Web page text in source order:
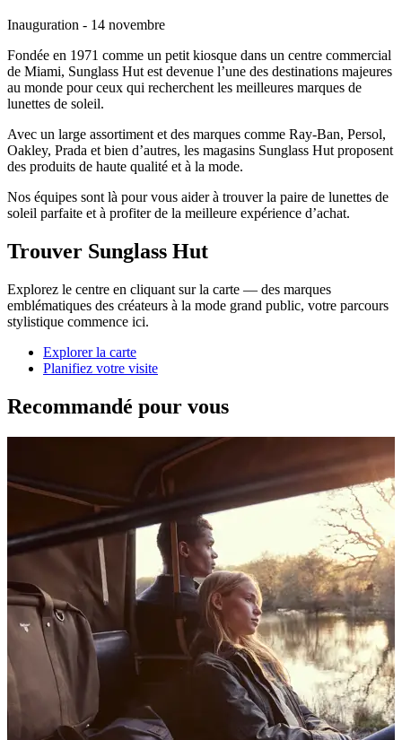
Inauguration - 14 novembre
Fondée en 1971 comme un petit kiosque dans un centre commercial
de Miami, Sunglass Hut est devenue l’une des destinations majeures
au monde pour ceux qui recherchent les meilleures marques de
lunettes de soleil.
Avec un large assortiment et des marques comme Ray-Ban, Persol,
Oakley, Prada et bien d’autres, les magasins Sunglass Hut proposent
des produits de haute qualité et à la mode.
Nos équipes sont là pour vous aider à trouver la paire de lunettes de
soleil parfaite et à profiter de la meilleure expérience d’achat.
Trouver Sunglass Hut
Explorez le centre en cliquant sur la carte — des marques
emblématiques des créateurs à la mode grand public, votre parcours
stylistique commence ici.
Explorer la carte
Planifiez votre visite
Recommandé pour vous